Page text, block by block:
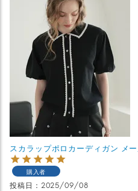
スカラップポロカーディガン メ
購入者
投稿日 2025/09/08